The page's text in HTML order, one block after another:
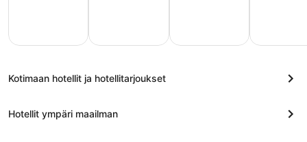
Kotimaan hotellit ja hotellitarjoukset
Hotellit ympäri maailman